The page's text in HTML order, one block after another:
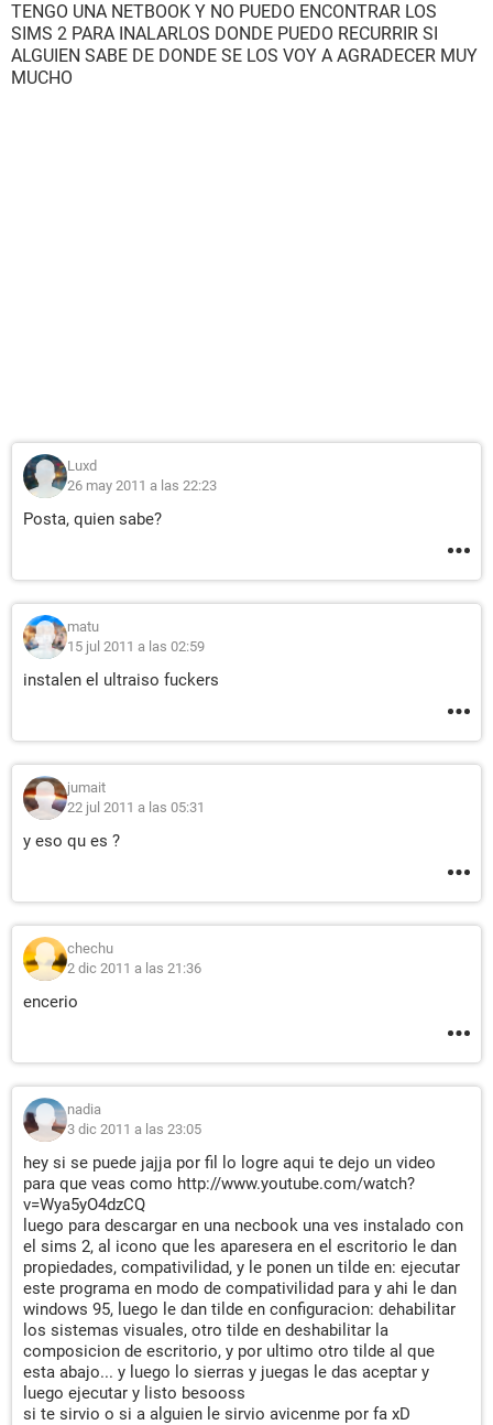
TENGO UNA NETBOOK Y NO PUEDO ENCONTRAR LOS
SIMS 2 PARA INALARLOS DONDE PUEDO RECURRIR SI
ALGUIEN SABE DE DONDE SE LOS VOY A AGRADECER MUY
MUCHO
Luxd
26 may 2011 a las 22:23
Posta, quien sabe?
matu
15 jul 2011 a las 02:59
instalen el ultraiso fuckers
jumait
22 jul 2011 a las 05:31
y eso qu es ?
chechu
2 dic 2011 a las 21:36
encerio
nadia
3 dic 2011 a las 23:05
hey si se puede jajja por fil lo logre aqui te dejo un video
para que veas como http://www.youtube.com/watch?
v=Wya5yO4dzCQ
luego para descargar en una necbook una ves instalado con
el sims 2, al icono que les aparesera en el escritorio le dan
propiedades, compativilidad, y le ponen un tilde en: ejecutar
este programa en modo de compativilidad para y ahi le dan
windows 95, luego le dan tilde en configuracion: dehabilitar
los sistemas visuales, otro tilde en deshabilitar la
composicion de escritorio, y por ultimo otro tilde al que
esta abajo... y luego lo sierras y juegas le das aceptar y
luego ejecutar y listo besooss
si te sirvio o si a alguien le sirvio avicenme por fa xD